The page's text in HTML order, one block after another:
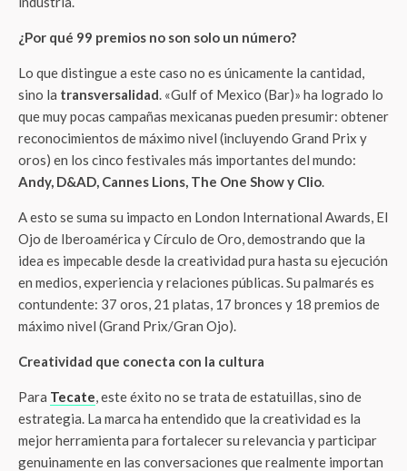
¿Por qué 99 premios no son solo un número?
Lo que distingue a este caso no es únicamente la cantidad,
sino la transversalidad. «Gulf of Mexico (Bar)» ha logrado lo
que muy pocas campañas mexicanas pueden presumir: obtener
reconocimientos de máximo nivel (incluyendo Grand Prix y
oros) en los cinco festivales más importantes del mundo:
Andy, D&AD, Cannes Lions, The One Show y Clio.
A esto se suma su impacto en London International Awards, El
Ojo de Iberoamérica y Círculo de Oro, demostrando que la
idea es impecable desde la creatividad pura hasta su ejecución
en medios, experiencia y relaciones públicas. Su palmarés es
contundente: 37 oros, 21 platas, 17 bronces y 18 premios de
máximo nivel (Grand Prix/Gran Ojo).
Creatividad que conecta con la cultura
Para Tecate, este éxito no se trata de estatuillas, sino de
estrategia. La marca ha entendido que la creatividad es la
mejor herramienta para fortalecer su relevancia y participar
genuinamente en las conversaciones que realmente importan